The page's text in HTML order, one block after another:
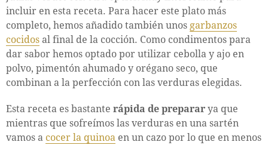
incluir en esta receta. Para hacer este plato más
completo, hemos añadido también unos garbanzos
cocidos al final de la cocción. Como condimentos para
dar sabor hemos optado por utilizar cebolla y ajo en
polvo, pimentón ahumado y orégano seco, que
combinan a la perfección con las verduras elegidas.
Esta receta es bastante rápida de preparar ya que
mientras que sofreímos las verduras en una sartén
vamos a cocer la quinoa en un cazo por lo que en menos